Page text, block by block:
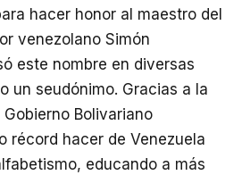
hacer honor al maestro del
venezolano Simón
este nombre en diversas
un seudónimo. Gracias a la
Bolivariano
récord hacer de Venezuela
educando a más